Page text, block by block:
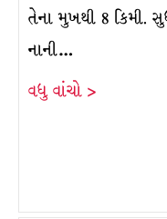
તેના મુખથી 8
નાની…
વધુ વાંચો >